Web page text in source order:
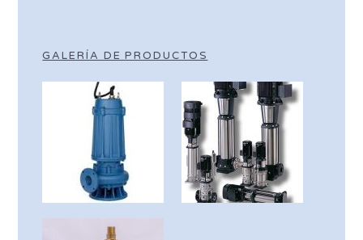
GALERÍA DE PRODUCTOS